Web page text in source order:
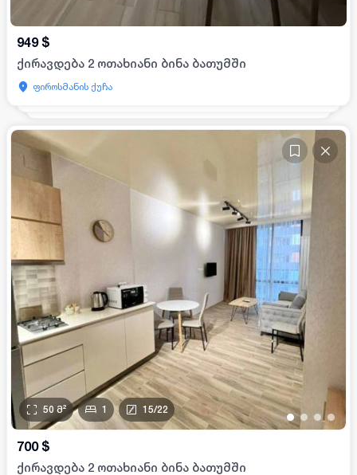
949 $
ქირავდება 2 ოთახიანი ბინა ბათუმში
ფიროსმანის ქუჩა
• • • •
50 მ² 1 15/22
700 $
ქირავდება 2 ოთახიანი ბინა ბათუმში